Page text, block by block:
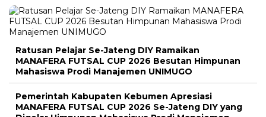
Ratusan Pelajar Se-Jateng DIY Ramaikan
MANAFERA FUTSAL CUP 2026 Besutan Himpunan
Mahasiswa Prodi Manajemen UNIMUGO
Pemerintah Kabupaten Kebumen Apresiasi
MANAFERA FUTSAL CUP 2026 Se-Jateng DIY yang